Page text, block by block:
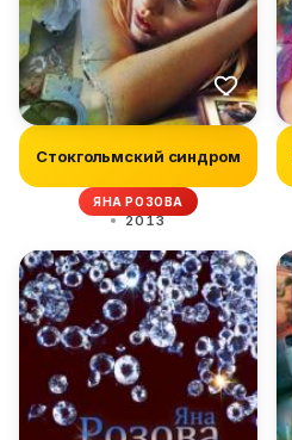
Стокгольмский синдром
ЯНА РОЗОВА
2013